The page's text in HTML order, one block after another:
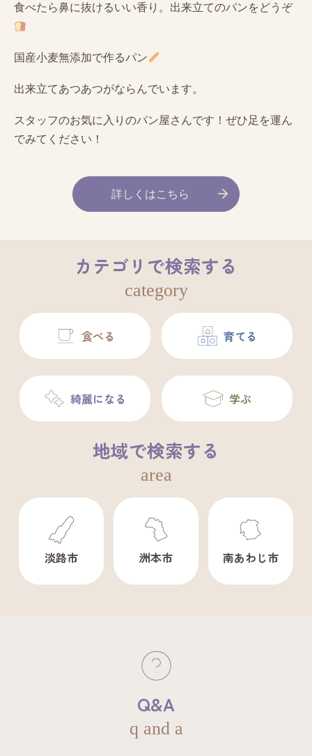
食べたら鼻に抜けるいい香り。出来立てのパンをどうぞ
国産小麦無添加で作るパン
出来立てあつあつがならんでいます。
スタッフのお気に入りのパン屋さんです！ぜひ足を運ん
でみてください！
詳しくはこちら
カテゴリで検索する
category
食べる 育てる
綺麗になる 学ぶ
地域で検索する
area
淡路市 洲本市 南あわじ市
Q&A
q and a